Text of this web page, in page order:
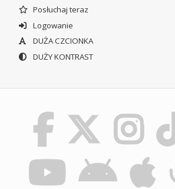
Posłuchaj teraz
Logowanie
DUŻA CZCIONKA
DUŻY KONTRAST